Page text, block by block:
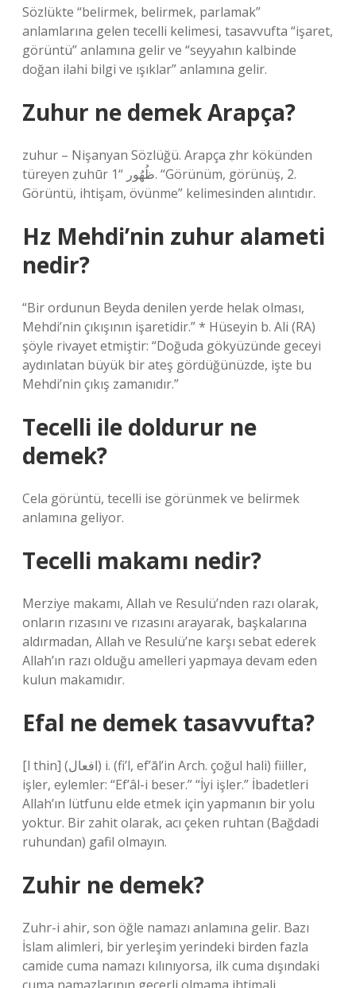
Sözlükte “belirmek, belirmek, parlamak”
anlamlarına gelen tecelli kelimesi, tasavvufta “işaret,
görüntü” anlamına gelir ve “seyyahın kalbinde
doğan ilahi bilgi ve ışıklar” anlamına gelir.
Zuhur ne demek Arapça?
zuhur – Nişanyan Sözlüğü. Arapça ẓhr kökünden
türeyen ẓuhūr ظُهُور “1. “Görünüm, görünüş, 2.
Görüntü, ihtişam, övünme” kelimesinden alıntıdır.
Hz Mehdi’nin zuhur alameti
nedir?
“Bir ordunun Beyda denilen yerde helak olması,
Mehdi’nin çıkışının işaretidir.” * Hüseyin b. Ali (RA)
şöyle rivayet etmiştir: “Doğuda gökyüzünde geceyi
aydınlatan büyük bir ateş gördüğünüzde, işte bu
Mehdi’nin çıkış zamanıdır.”
Tecelli ile doldurur ne
demek?
Cela görüntü, tecelli ise görünmek ve belirmek
anlamına geliyor.
Tecelli makamı nedir?
Merziye makamı, Allah ve Resulü’nden razı olarak,
onların rızasını ve rızasını arayarak, başkalarına
aldırmadan, Allah ve Resulü’ne karşı sebat ederek
Allah’ın razı olduğu amelleri yapmaya devam eden
kulun makamıdır.
Efal ne demek tasavvufta?
[l thin] (ﺍﻓﻌﺎﻝ) i. (fi’l, ef’āl’in Arch. çoğul hali) fiiller,
işler, eylemler: “Ef’âl-i beser.” “İyi işler.” İbadetleri
Allah’ın lütfunu elde etmek için yapmanın bir yolu
yoktur. Bir zahit olarak, acı çeken ruhtan (Bağdadi
ruhundan) gafil olmayın.
Zuhir ne demek?
Zuhr-i ahir, son öğle namazı anlamına gelir. Bazı
İslam alimleri, bir yerleşim yerindeki birden fazla
camide cuma namazı kılınıyorsa, ilk cuma dışındaki